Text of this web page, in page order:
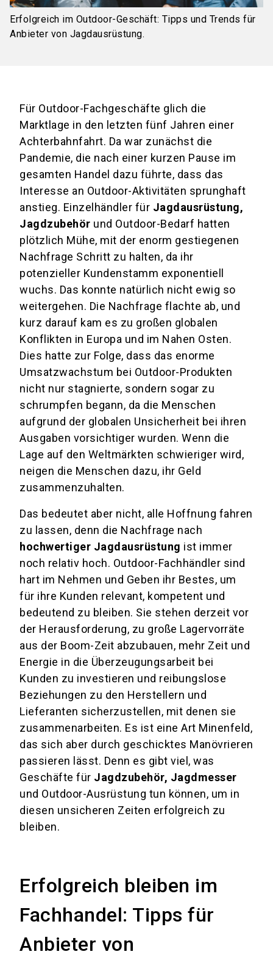
Erfolgreich im Outdoor-Geschäft: Tipps und Trends für
Anbieter von Jagdausrüstung.
Für Outdoor-Fachgeschäfte glich die
Marktlage in den letzten fünf Jahren einer
Achterbahnfahrt. Da war zunächst die
Pandemie, die nach einer kurzen Pause im
gesamten Handel dazu führte, dass das
Interesse an Outdoor-Aktivitäten sprunghaft
anstieg. Einzelhändler für Jagdausrüstung,
Jagdzubehör und Outdoor-Bedarf hatten
plötzlich Mühe, mit der enorm gestiegenen
Nachfrage Schritt zu halten, da ihr
potenzieller Kundenstamm exponentiell
wuchs. Das konnte natürlich nicht ewig so
weitergehen. Die Nachfrage flachte ab, und
kurz darauf kam es zu großen globalen
Konflikten in Europa und im Nahen Osten.
Dies hatte zur Folge, dass das enorme
Umsatzwachstum bei Outdoor-Produkten
nicht nur stagnierte, sondern sogar zu
schrumpfen begann, da die Menschen
aufgrund der globalen Unsicherheit bei ihren
Ausgaben vorsichtiger wurden. Wenn die
Lage auf den Weltmärkten schwieriger wird,
neigen die Menschen dazu, ihr Geld
zusammenzuhalten.
Das bedeutet aber nicht, alle Hoffnung fahren
zu lassen, denn die Nachfrage nach
hochwertiger Jagdausrüstung ist immer
noch relativ hoch. Outdoor-Fachhändler sind
hart im Nehmen und Geben ihr Bestes, um
für ihre Kunden relevant, kompetent und
bedeutend zu bleiben. Sie stehen derzeit vor
der Herausforderung, zu große Lagervorräte
aus der Boom-Zeit abzubauen, mehr Zeit und
Energie in die Überzeugungsarbeit bei
Kunden zu investieren und reibungslose
Beziehungen zu den Herstellern und
Lieferanten sicherzustellen, mit denen sie
zusammenarbeiten. Es ist eine Art Minenfeld,
das sich aber durch geschicktes Manövrieren
passieren lässt. Denn es gibt viel, was
Geschäfte für Jagdzubehör, Jagdmesser
und Outdoor-Ausrüstung tun können, um in
diesen unsicheren Zeiten erfolgreich zu
bleiben.
Erfolgreich bleiben im
Fachhandel: Tipps für
Anbieter von